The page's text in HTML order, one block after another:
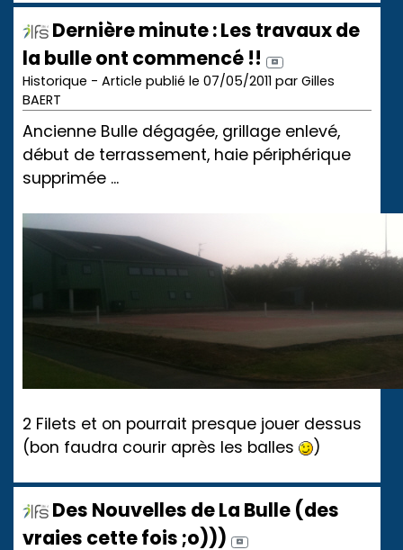
Dernière minute : Les travaux de
la bulle ont commencé !!
Historique - Article publié le 07/05/2011 par Gilles
BAERT
Ancienne Bulle dégagée, grillage enlevé,
début de terrassement, haie périphérique
supprimée ...
2 Filets et on pourrait presque jouer dessus
(bon faudra courir après les balles
)
Des Nouvelles de La Bulle (des
vraies cette fois ;o)))